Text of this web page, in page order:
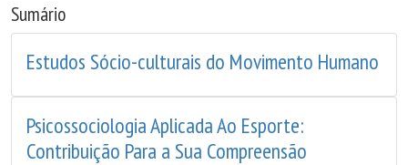
Sumário
Estudos Sócio-culturais do Movimento Humano
Psicossociologia Aplicada Ao Esporte:
Contribuição Para a Sua Compreensão